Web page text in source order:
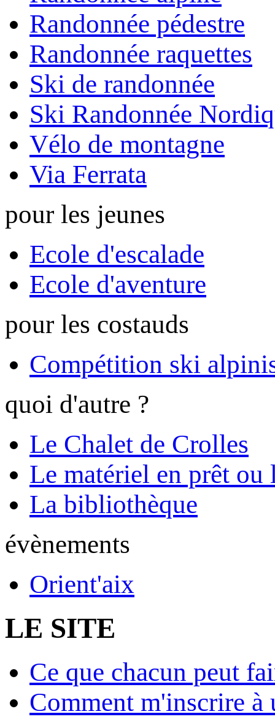
Randonnée pédestre
Randonnée raquettes
Ski de randonnée
Ski Randonnée
Vélo de montagne
Via Ferrata
pour les jeunes
Ecole d'escalade
Ecole d'aventure
pour les costauds
Compétition ski
quoi d'autre ?
Le Chalet de Crolles
Le matériel en prêt ou
La bibliothèque
évènements
Orient'aix
LE SITE
Ce que chacun peut
Comment m'inscrire à